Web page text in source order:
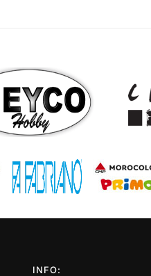
INFO: